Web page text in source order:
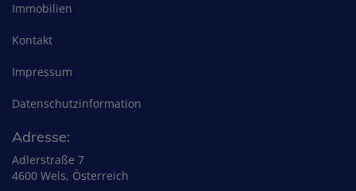
Immobilien
Kontakt
Impressum
Datenschutzinformation
Adresse:
Adlerstraße 7
4600 Wels, Österreich